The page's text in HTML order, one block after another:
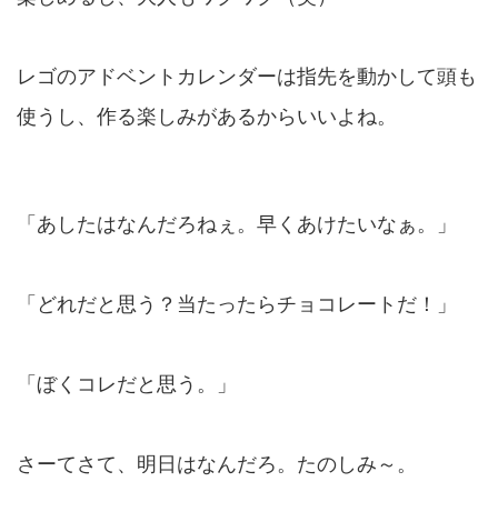
レゴのアドベントカレンダーは指先を動かして頭も
使うし、作る楽しみがあるからいいよね。
「あしたはなんだろねぇ。早くあけたいなぁ。」
「どれだと思う？当たったらチョコレートだ！」
「ぼくコレだと思う。」
さーてさて、明日はなんだろ。たのしみ～。